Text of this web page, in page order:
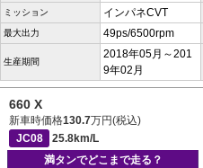
ミッション インパネCVT
最大出力 49ps/6500rpm
生産期間
2018年05月～201
9年02月
660 X
新車時価格130.7万円(税込)
JC08
25.8km/L
満タンでどこまで走る？